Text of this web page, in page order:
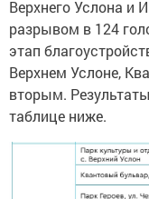
Верхнего Услона и
разрывом в 124
этап
Верхнем Услоне,
вторым.
таблице ниже.